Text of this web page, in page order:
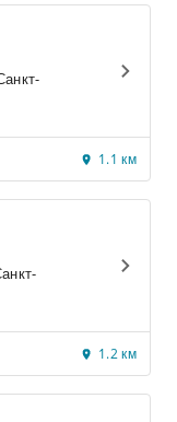
1.1 км
1.2 км